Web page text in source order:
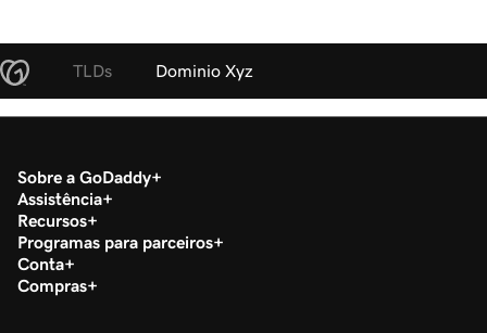
TLDs Dominio Xyz
Sobre a GoDaddy
Assistência
Recursos
Programas para parceiros
Conta
Compras